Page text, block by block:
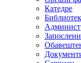
Катедре
Запослени